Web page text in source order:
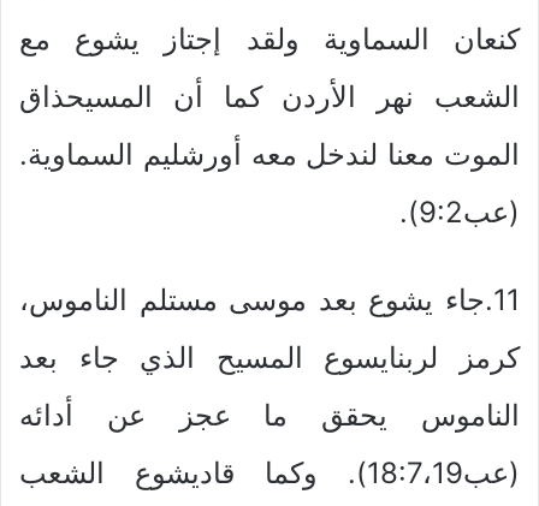
كنعان السماوية ولقد إجتاز يشوع مع
الشعب نهر الأردن كما أن المسيحذاق
الموت معنا لندخل معه أورشليم السماوية.
(عب9:2).
11.جاء يشوع بعد موسى مستلم الناموس،
كرمز لربنايسوع المسيح الذي جاء بعد
الناموس يحقق ما عجز عن أدائه
(عب18:7،19). وكما قاديشوع الشعب